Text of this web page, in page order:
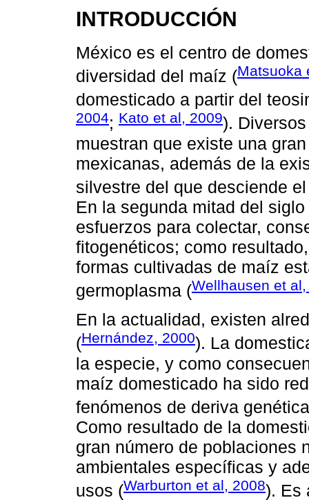
INTRODUCCIÓN
México es el centro de
diversidad del maíz (Matsuoka
domesticado a partir del
2004; Kato et al, 2009).
muestran que existe una
mexicanas, además de la
silvestre del que desciende
En la segunda mitad del
esfuerzos para colectar,
fitogenéticos; como
formas cultivadas de maíz
germoplasma (Wellhausen et
En la actualidad, existen
(Hernández, 2000). La
la especie, y como
maíz domesticado ha sido
fenómenos de deriva
Como resultado de la
gran número de poblaciones
ambientales específicas y
usos (Warburton et al, 2008). Es